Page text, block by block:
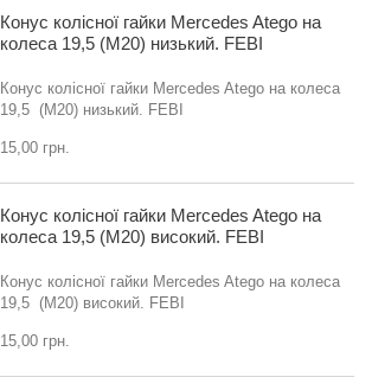
Конус колісної гайки Mercedes Atego на
колеса 19,5 (M20) низький. FEBI
Конус колісної гайки Mercedes Atego на колеса
19,5 (M20) низький. FEBI
15,00 грн.
Конус колісної гайки Mercedes Atego на
колеса 19,5 (M20) високий. FEBI
Конус колісної гайки Mercedes Atego на колеса
19,5 (M20) високий. FEBI
15,00 грн.